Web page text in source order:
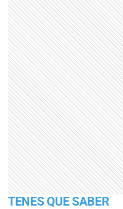
TENES QUE SABER